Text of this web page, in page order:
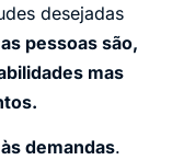
desejadas
pessoas são,
mas
demandas.